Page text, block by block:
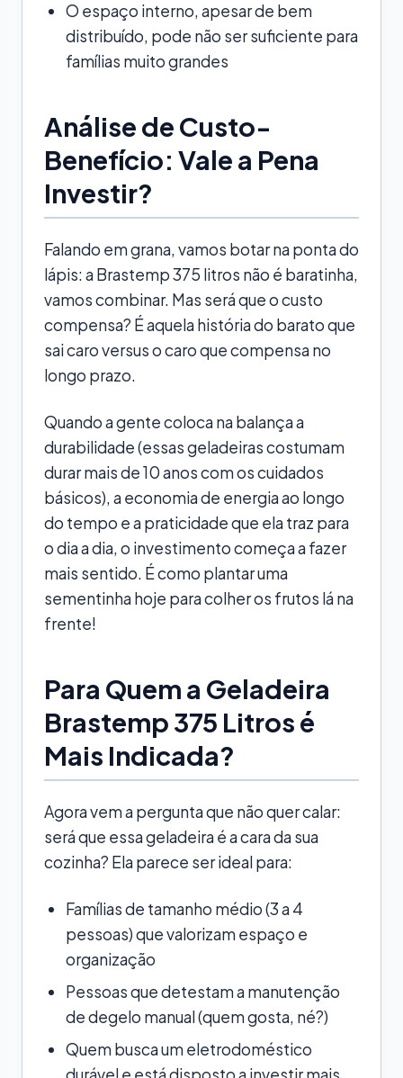
O espaço interno, apesar de bem
distribuído, pode não ser suficiente para
famílias muito grandes
Análise de Custo-
Benefício: Vale a Pena
Investir?
Falando em grana, vamos botar na ponta do
lápis: a Brastemp 375 litros não é baratinha,
vamos combinar. Mas será que o custo
compensa? É aquela história do barato que
sai caro versus o caro que compensa no
longo prazo.
Quando a gente coloca na balança a
durabilidade (essas geladeiras costumam
durar mais de 10 anos com os cuidados
básicos), a economia de energia ao longo
do tempo e a praticidade que ela traz para
o dia a dia, o investimento começa a fazer
mais sentido. É como plantar uma
sementinha hoje para colher os frutos lá na
frente!
Para Quem a Geladeira
Brastemp 375 Litros é
Mais Indicada?
Agora vem a pergunta que não quer calar:
será que essa geladeira é a cara da sua
cozinha? Ela parece ser ideal para:
Famílias de tamanho médio (3 a 4
pessoas) que valorizam espaço e
organização
Pessoas que detestam a manutenção
de degelo manual (quem gosta, né?)
Quem busca um eletrodoméstico